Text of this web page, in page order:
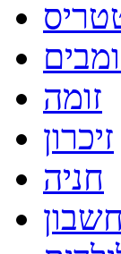
זומה
זיכרון
חניה
חשבון